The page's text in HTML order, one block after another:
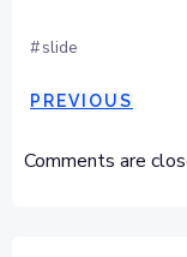
#slide
POST
PREVIOUS
Comments are